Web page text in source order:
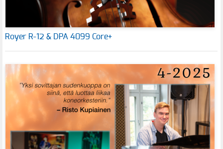
Royer R-12 & DPA 4099 Core+